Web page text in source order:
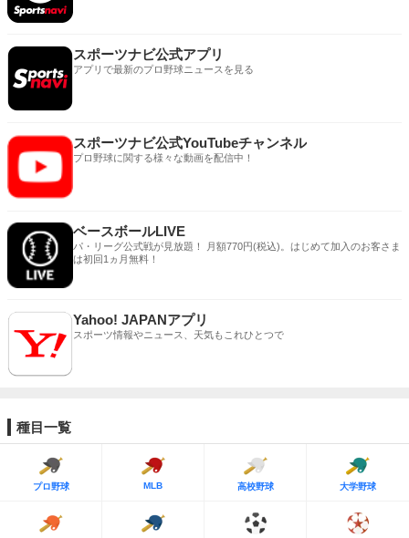
スポーツナビ公式アプリ
アプリで最新のプロ野球ニュースを見る
スポーツナビ公式YouTubeチャンネル
プロ野球に関する様々な動画を配信中！
ベースボールLIVE
パ・リーグ公式戦が見放題！ 月額770円(税込)。はじめて加入のお客さま
は初回1ヵ月無料！
Yahoo! JAPANアプリ
スポーツ情報やニュース、天気もこれひとつで
種目一覧
プロ野球 MLB 高校野球 大学野球